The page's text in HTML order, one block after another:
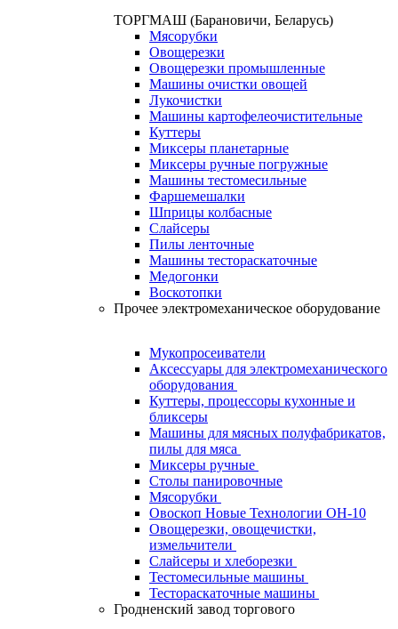
ТОРГМАШ (Барановичи, Беларусь)
Мясорубки
Овощерезки
Овощерезки промышленные
Машины очистки овощей
Лукочистки
Машины картофелеочистительные
Куттеры
Миксеры планетарные
Миксеры ручные погружные
Машины тестомесильные
Фаршемешалки
Шприцы колбасные
Слайсеры
Пилы ленточные
Машины тестораскаточные
Медогонки
Воскотопки
Прочее электромеханическое оборудование
Мукопросеиватели
Аксессуары для электромеханического
оборудования
Куттеры, процессоры кухонные и
бликсеры
Машины для мясных полуфабрикатов,
пилы для мяса
Миксеры ручные
Столы панировочные
Мясорубки
Овоскоп Новые Технологии ОН-10
Овощерезки, овощечистки,
измельчители
Слайсеры и хлеборезки
Тестомесильные машины
Тестораскаточные машины
Гродненский завод торгового